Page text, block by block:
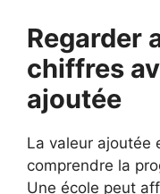
Regarder
chiffres
ajoutée
La valeur ajoutée
comprendre la
Une école peut